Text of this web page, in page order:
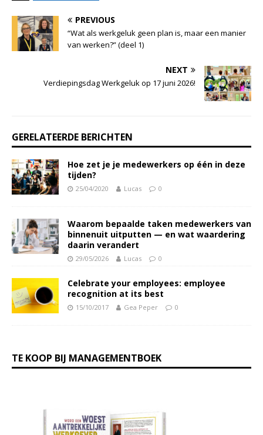
PREVIOUS
“Wat als werkgeluk geen plan is, maar een manier
van werken?” (deel 1)
NEXT
Verdiepingsdag Werkgeluk op 17 juni 2026!
GERELATEERDE BERICHTEN
Hoe zet je je medewerkers op één in deze
tijden?
25/04/2020 Lucas 0
Waarom bepaalde taken medewerkers van
binnenuit uitputten — en wat waardering
daarin verandert
29/05/2026 Lucas 0
Celebrate your employees: employee
recognition at its best
15/10/2017 Gea Peper 0
TE KOOP BIJ MANAGEMENTBOEK